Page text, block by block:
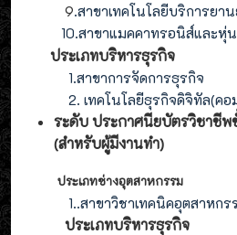
9.สาขาเทคโนโลยีบริการยา
10.สาขาแมคคาทรอนิส์และหุ่
ประเภทบริหารธุรกิจ
1.สาขาการจัดการธุรกิจ
2. เทคโนโลยีธุรกิจดิจิทัล(คอ
ระดับ ประกาศนียบัตรวิชาชีพ
(สำหรับผู้มีงานทำ)
ประเภทช่างอุตสาหกรรม
1..สาขาวิชาเทคนิคอุตสาหกร
ประเภทบริหารธุรกิจ